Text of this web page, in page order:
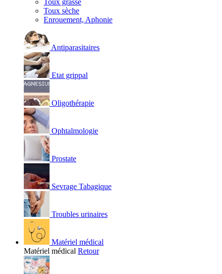
Toux grasse
Toux sèche
Enrouement, Aphonie
Antiparasitaires
Etat grippal
Oligothérapie
Ophtalmologie
Prostate
Sevrage Tabagique
Troubles urinaires
Matériel médical
Matériel médical Retour